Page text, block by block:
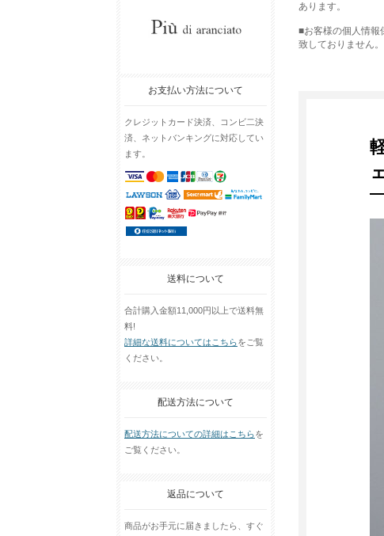
お支払い方法について
クレジットカード決済、コンビ二決
済、ネットバンキングに対応してい
ます。
送料について
合計購入金額11,000円以上で送料無
料!
詳細な送料についてはこちらをご覧
ください。
配送方法について
配送方法についての詳細はこちらを
ご覧ください。
返品について
商品がお手元に届きましたら、すぐ
あります。
■お客様の個人情報
致しておりません。